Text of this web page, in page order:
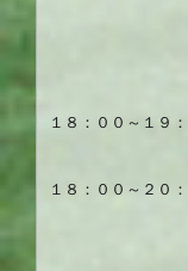
１８：００～１９
１８：００～２０